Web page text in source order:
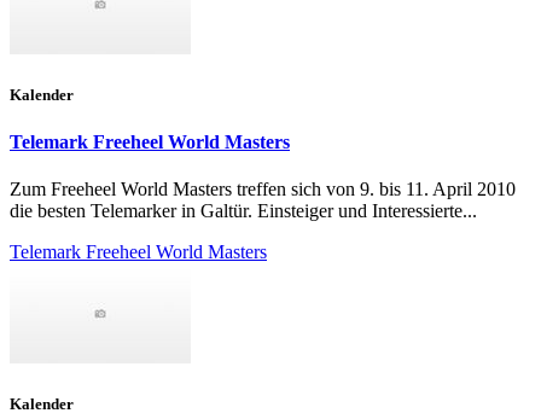
Kalender
Telemark Freeheel World Masters
Zum Freeheel World Masters treffen sich von 9. bis 11. April 2010
die besten Telemarker in Galtür. Einsteiger und Interessierte...
Telemark Freeheel World Masters
Kalender